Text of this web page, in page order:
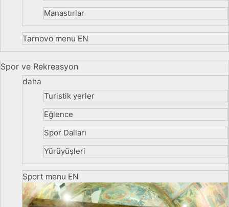
Manastırlar
Tarnovo menu EN
Spor ve Rekreasyon
daha
Turistik yerler
Eğlence
Spor Dalları
Yürüyüşleri
Sport menu EN